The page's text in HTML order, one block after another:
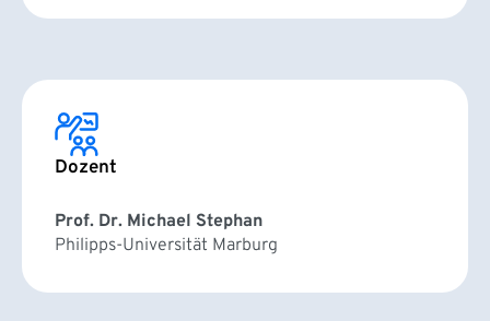
Dozent
Prof. Dr. Michael Stephan
Philipps-Universität Marburg